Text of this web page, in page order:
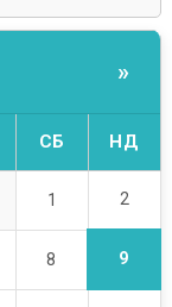
»
СБ НД
1 2
8 9